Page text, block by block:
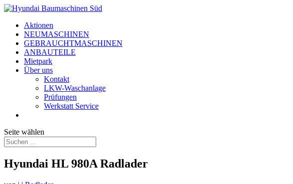
Aktionen
NEUMASCHINEN
GEBRAUCHTMASCHINEN
ANBAUTEILE
Mietpark
Über uns
Kontakt
LKW-Waschanlage
Prüfungen
Werkstatt Service
Seite wählen
Hyundai HL 980A Radlader